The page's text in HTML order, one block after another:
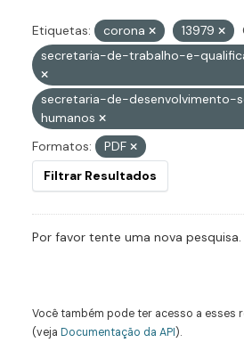
Etiquetas: corona 13979
secretaria-de-trabalho-e-
secretaria-de-desenvolvimento-
humanos
Formatos:
PDF
Filtrar Resultados
Por favor tente uma nova pesquisa.
Você também pode ter acesso a esses
(veja Documentação da API).